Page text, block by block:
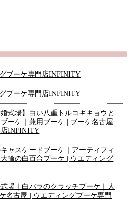
ブーケ専門店INFINITY
ブーケ専門店INFINITY
式場】白い八重トルコキキョウと
ーケ｜兼用ブーケ | ブーケ名古屋 |
INFINITY
ャスケードブーケ｜アーティフィ
輪の白百合ブーケ | ウエディング
場｜白バラのクラッチブーケ｜人
名古屋 | ウエディングブーケ専門